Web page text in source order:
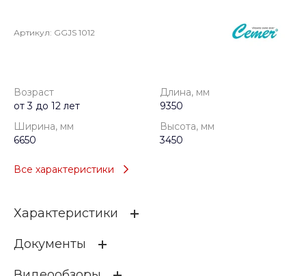
Артикул: GGJS 1012
Возраст
от 3 до 12 лет
Длина, мм
9350
Ширина, мм
6650
Высота, мм
3450
Все характеристики
Характеристики
Возраст
Документы